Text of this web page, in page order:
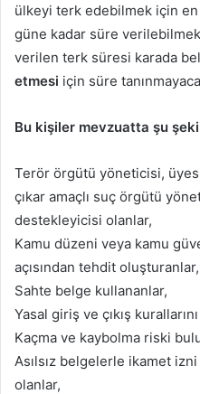
ülkeyi terk edebilmek için
güne kadar süre
verilen terk süresi karada
etmesi için süre
Bu kişiler mevzuatta şu
Terör örgütü yöneticisi,
çıkar amaçlı suç örgütü
destekleyicisi olanlar,
Kamu düzeni veya kamu
açısından tehdit oluşturanlar,
Sahte belge kullananlar,
Yasal giriş ve çıkış
Kaçma ve kaybolma riski
Asılsız belgelerle ikamet izni
olanlar,